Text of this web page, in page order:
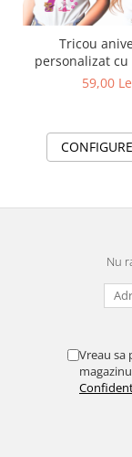
Tricou
personalizat cu
Patrula59,00
Nu
Vreau sa